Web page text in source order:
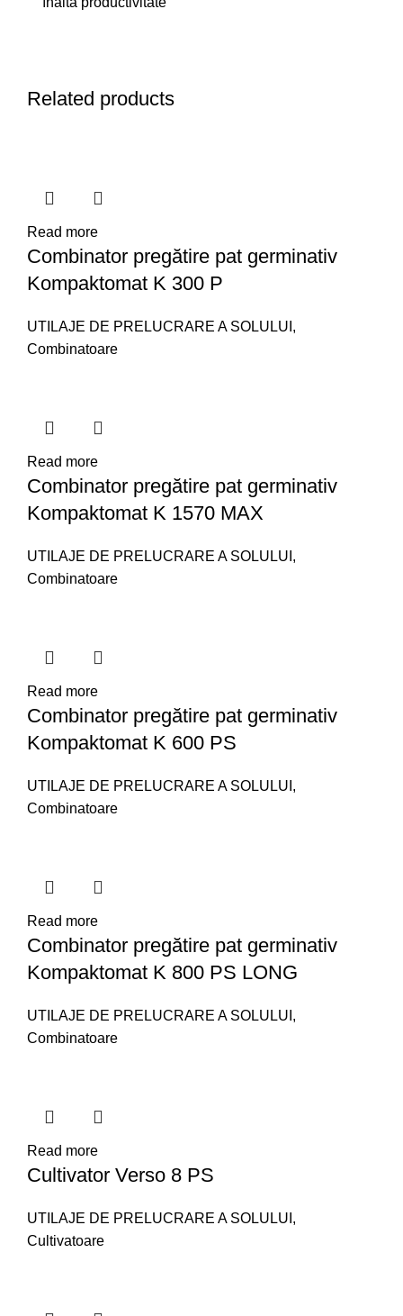
Related products
Read more
Combinator pregătire pat germinativ
Kompaktomat K 300 P
UTILAJE DE PRELUCRARE A SOLULUI ,
Combinatoare
Read more
Combinator pregătire pat germinativ
Kompaktomat K 1570 MAX
UTILAJE DE PRELUCRARE A SOLULUI ,
Combinatoare
Read more
Combinator pregătire pat germinativ
Kompaktomat K 600 PS
UTILAJE DE PRELUCRARE A SOLULUI ,
Combinatoare
Read more
Combinator pregătire pat germinativ
Kompaktomat K 800 PS LONG
UTILAJE DE PRELUCRARE A SOLULUI ,
Combinatoare
Read more
Cultivator Verso 8 PS
UTILAJE DE PRELUCRARE A SOLULUI ,
Cultivatoare